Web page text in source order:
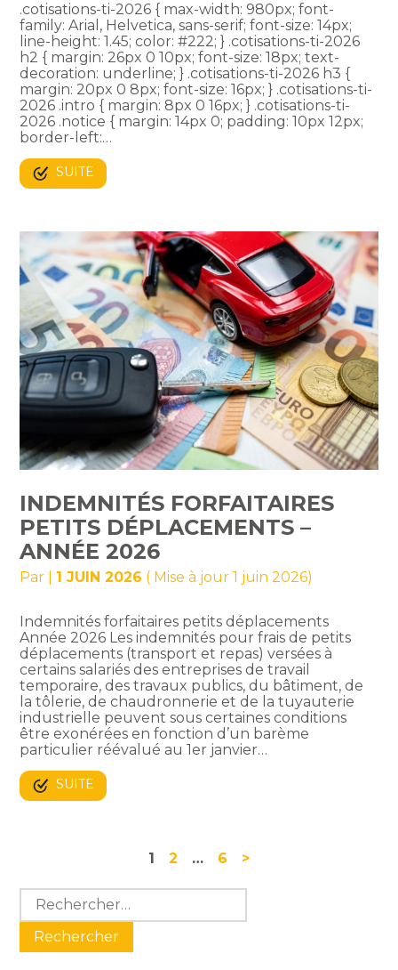
.cotisations-ti-2026 { max-width: 980px; font-
family: Arial, Helvetica, sans-serif; font-size: 14px;
line-height: 1.45; color: #222; } .cotisations-ti-2026
h2 { margin: 26px 0 10px; font-size: 18px; text-
decoration: underline; } .cotisations-ti-2026 h3 {
margin: 20px 0 8px; font-size: 16px; } .cotisations-ti-
2026 .intro { margin: 8px 0 16px; } .cotisations-ti-
2026 .notice { margin: 14px 0; padding: 10px 12px;
border-left:…
SUITE
INDEMNITÉS FORFAITAIRES
PETITS DÉPLACEMENTS –
ANNÉE 2026
Par 1 JUIN 2026 ( Mise à jour 1 juin 2026)
Indemnités forfaitaires petits déplacements
Année 2026 Les indemnités pour frais de petits
déplacements (transport et repas) versées à
certains salariés des entreprises de travail
temporaire, des travaux publics, du bâtiment, de
la tôlerie, de chaudronnerie et de la tuyauterie
industrielle peuvent sous certaines conditions
être exonérées en fonction d’un barème
particulier réévalué au 1er janvier…
SUITE
1 2 … 6 >
Blog
sidebar
Rechercher :